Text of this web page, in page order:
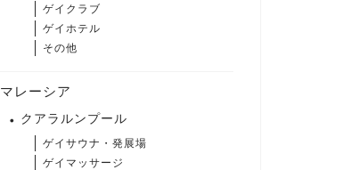
ゲイクラブ
ゲイホテル
その他
マレーシア
クアラルンプール
ゲイサウナ・発展場
ゲイマッサージ